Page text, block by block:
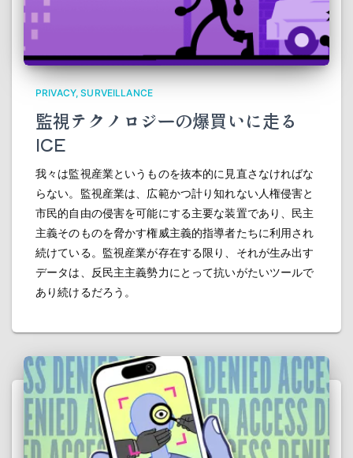
PRIVACY SURVEILLANCE
監視テクノロジーの爆買いに走る
ICE
我々は監視産業というものを抜本的に見直さなければな
らない。監視産業は、広範かつ計り知れない人権侵害と
市民的自由の侵害を可能にする主要な装置であり、民主
主義そのものを脅かす権威主義的指導者たちに利用され
続けている。監視産業が存在する限り、それが生み出す
データは、反民主主義勢力にとって抗いがたいツールで
あり続けるだろう。